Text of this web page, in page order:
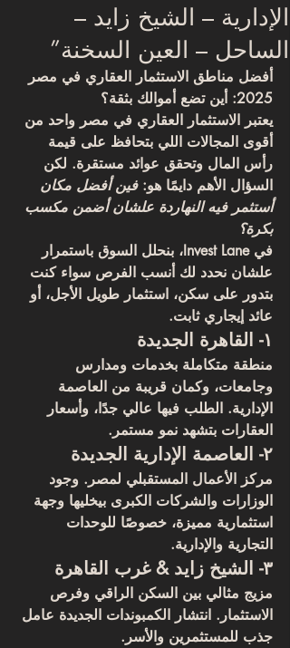
الإدارية – الشيخ زايد –
الساحل – العين السخنة”
أفضل مناطق الاستثمار العقاري في مصر
2025: أين تضع أموالك بثقة؟
يعتبر الاستثمار العقاري في مصر واحد من
أقوى المجالات اللي بتحافظ على قيمة
رأس المال وتحقق عوائد مستقرة. لكن
السؤال الأهم دايمًا هو: فين أفضل مكان
أستثمر فيه النهاردة علشان أضمن مكسب
بكرة؟
في Invest Lane، بنحلل السوق باستمرار
علشان نحدد لك أنسب الفرص سواء كنت
بتدور على سكن، استثمار طويل الأجل، أو
عائد إيجاري ثابت.
١- القاهرة الجديدة
منطقة متكاملة بخدمات ومدارس
وجامعات، وكمان قريبة من العاصمة
الإدارية. الطلب فيها عالي جدًا، وأسعار
العقارات بتشهد نمو مستمر.
٢- العاصمة الإدارية الجديدة
مركز الأعمال المستقبلي لمصر. وجود
الوزارات والشركات الكبرى بيخليها وجهة
استثمارية مميزة، خصوصًا للوحدات
التجارية والإدارية.
٣- الشيخ زايد & غرب القاهرة
مزيج مثالي بين السكن الراقي وفرص
الاستثمار. انتشار الكمبوندات الجديدة عامل
جذب للمستثمرين والأسر.